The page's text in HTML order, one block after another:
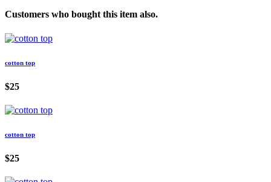
Customers who bought this item also.
cotton top
$25
cotton top
$25